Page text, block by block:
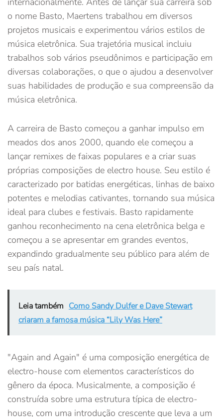
o nome Basto, Maertens trabalhou em diversos
projetos musicais e experimentou vários estilos de
música eletrônica. Sua trajetória musical incluiu
trabalhos sob vários pseudônimos e participação em
diversas colaborações, o que o ajudou a desenvolver
suas habilidades de produção e sua compreensão da
música eletrônica.
A carreira de Basto começou a ganhar impulso em
meados dos anos 2000, quando ele começou a
lançar remixes de faixas populares e a criar suas
próprias composições de electro house. Seu estilo é
caracterizado por batidas energéticas, linhas de baixo
potentes e melodias cativantes, tornando sua música
ideal para clubes e festivais. Basto rapidamente
ganhou reconhecimento na cena eletrônica belga e
começou a se apresentar em grandes eventos,
expandindo gradualmente seu público para além de
seu país natal.
Leia também Como Sandy Dulfer e Dave Stewart
criaram a famosa música “Lily Was Here”
"Again and Again" é uma composição energética de
electro-house com elementos característicos do
gênero da época. Musicalmente, a composição é
construída sobre uma estrutura típica de electro-
house, com uma introdução crescente que leva a um